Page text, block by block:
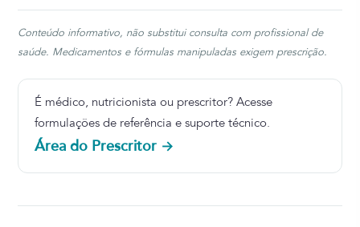
Conteúdo informativo, não substitui consulta com profissional de
saúde. Medicamentos e fórmulas manipuladas exigem prescrição.
É médico, nutricionista ou prescritor? Acesse
formulações de referência e suporte técnico.
Área do Prescritor →